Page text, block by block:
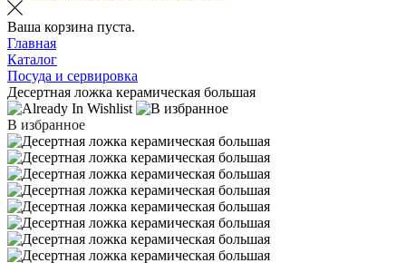
Ваша корзина пуста.
Главная
Каталог
Посуда и сервировка
Десертная ложка керамическая большая
В избранное